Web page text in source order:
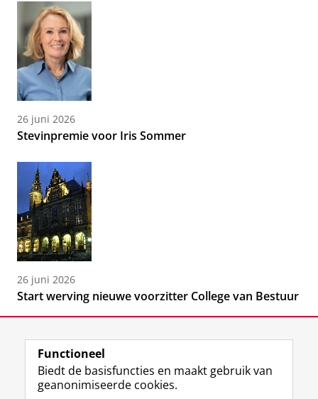
26 juni 2026
Stevinpremie voor Iris Sommer
26 juni 2026
Start werving nieuwe voorzitter College van Bestuur
Functioneel
Biedt de basisfuncties en maakt gebruik van
geanonimiseerde cookies.